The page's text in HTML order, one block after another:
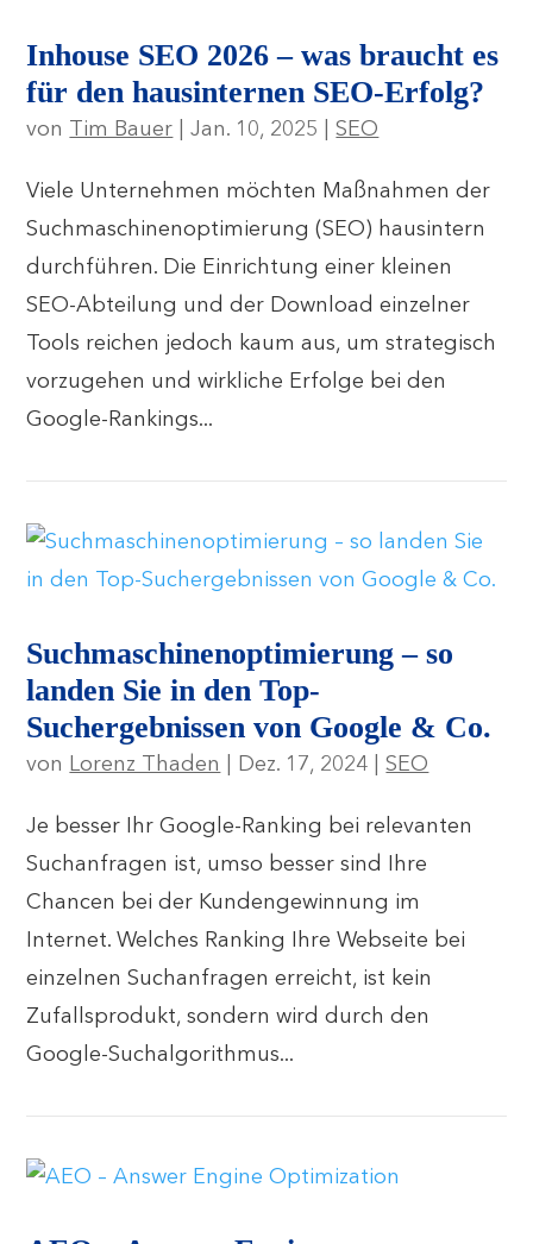
Inhouse SEO 2026 – was braucht es
für den hausinternen SEO-Erfolg?
von Tim Bauer |Jan. 10, 2025 |SEO
Viele Unternehmen möchten Maßnahmen der
Suchmaschinenoptimierung (SEO) hausintern
durchführen. Die Einrichtung einer kleinen
SEO-Abteilung und der Download einzelner
Tools reichen jedoch kaum aus, um strategisch
vorzugehen und wirkliche Erfolge bei den
Google-Rankings...
Suchmaschinenoptimierung – so
landen Sie in den Top-
Suchergebnissen von Google & Co.
von Lorenz Thaden Dez. 17, 2024 |SEO
Je besser Ihr Google-Ranking bei relevanten
Suchanfragen ist, umso besser sind Ihre
Chancen bei der Kundengewinnung im
Internet. Welches Ranking Ihre Webseite bei
einzelnen Suchanfragen erreicht, ist kein
Zufallsprodukt, sondern wird durch den
Google-Suchalgorithmus...